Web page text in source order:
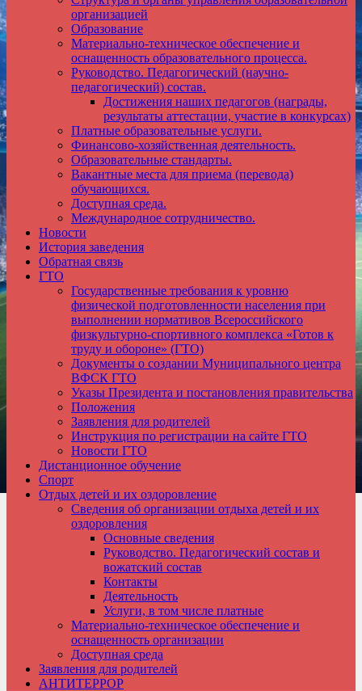
организацией
Образование
Материально-техническое обеспечение и
оснащенность образовательного процесса.
Руководство. Педагогический (научно-
педагогический) состав.
Достижения наших педагогов (награды,
результаты аттестации, участие в конкурсах)
Платные образовательные услуги.
Финансово-хозяйственная деятельность.
Образовательные стандарты.
Вакантные места для приема (перевода)
обучающихся.
Доступная среда.
Международное сотрудничество.
Новости
История заведения
Обратная связь
ГТО
Государственные требования к уровню
физической подготовленности населения при
выполнении нормативов Всероссийского
физкультурно-спортивного комплекса «Готов к
труду и обороне» (ГТО)
Документы о создании Муниципального центра
ВФСК ГТО
Указы Президента и постановления правительства
Положения
Заявления для родителей
Инструкция по регистрации на сайте ГТО
Новости ГТО
Дистанционное обучение
Спорт
Отдых детей и их оздоровление
Сведения об организации отдыха детей и их
оздоровления
Основные сведения
Руководство. Педагогический состав и
вожатский состав
Контакты
Деятельность
Услуги, в том числе платные
Материально-техническое обеспечение и
оснащенность организации
Доступная среда
Заявления для родителей
АНТИТЕРРОР